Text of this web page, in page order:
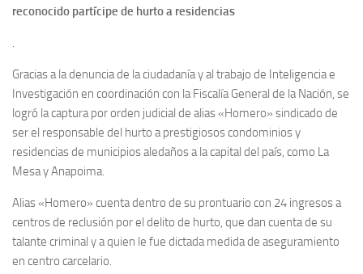
reconocido partícipe de hurto a residencias
Gracias a la denuncia de la ciudadanía y al trabajo de Inteligencia e
Investigación en coordinación con la Fiscalía General de la Nación, se
logró la captura por orden judicial de alias «Homero» sindicado de
ser el responsable del hurto a prestigiosos condominios y
residencias de municipios aledaños a la capital del país, como La
Mesa y Anapoima.
Alias «Homero» cuenta dentro de su prontuario con 24 ingresos a
centros de reclusión por el delito de hurto, que dan cuenta de su
talante criminal y a quien le fue dictada medida de aseguramiento
en centro carcelario.